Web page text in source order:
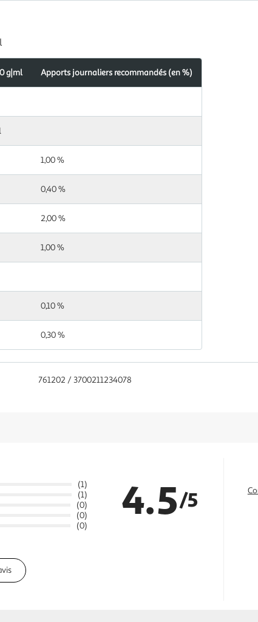
g|ml Apports journaliers recommandés (en %)
1,00 %
0,40 %
2,00 %
1,00 %
0,10 %
0,30 %
761202 / 3700211234078
(1)
(1)
(0)
(0)
(0)
4.5/5